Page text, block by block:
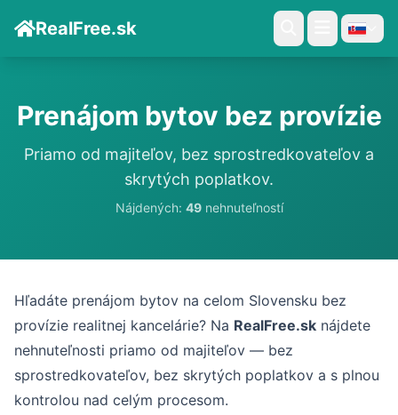
RealFree.sk
Prenájom bytov bez provízie
Priamo od majiteľov, bez sprostredkovateľov a
skrytých poplatkov.
Nájdených: 49nehnuteľností
Hľadáte prenájom bytov na celom Slovensku bez
provízie realitnej kancelárie? Na RealFree.sk nájdete
nehnuteľnosti priamo od majiteľov — bez
sprostredkovateľov, bez skrytých poplatkov a s plnou
kontrolou nad celým procesom.